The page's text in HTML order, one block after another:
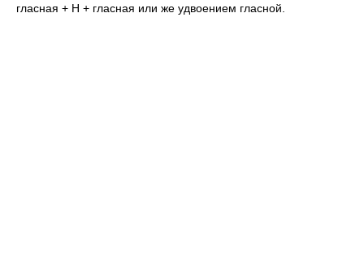
гласная + H + гласная или же удвоением гласной.